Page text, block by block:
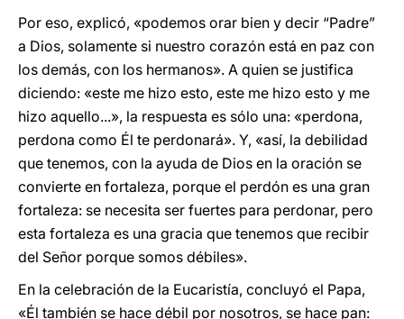
Por eso, explicó, «podemos orar bien y decir “Padre”
a Dios, solamente si nuestro corazón está en paz con
los demás, con los hermanos». A quien se justifica
diciendo: «este me hizo esto, este me hizo esto y me
hizo aquello...», la respuesta es sólo una: «perdona,
perdona como Él te perdonará». Y, «así, la debilidad
que tenemos, con la ayuda de Dios en la oración se
convierte en fortaleza, porque el perdón es una gran
fortaleza: se necesita ser fuertes para perdonar, pero
esta fortaleza es una gracia que tenemos que recibir
del Señor porque somos débiles».
En la celebración de la Eucaristía, concluyó el Papa,
«Él también se hace débil por nosotros, se hace pan: